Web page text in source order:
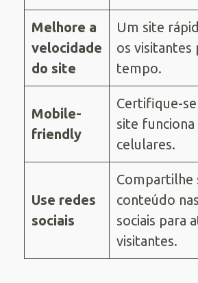
Melhore a
velocidade
do site
Um site
os visitantes
tempo.
Mobile-
friendly
Certifique-
site
celulares.
Use redes
sociais
Compartilhe
conteúdo
sociais para
visitantes.